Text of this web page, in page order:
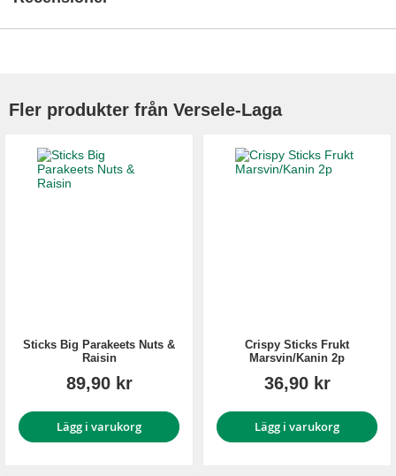
Fler produkter från Versele-Laga
Sticks Big Parakeets Nuts &
Raisin
89,90 kr
Lägg i varukorg
Crispy Sticks Frukt
Marsvin/Kanin 2p
36,90 kr
Lägg i varukorg